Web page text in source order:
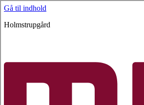
Gå til indhold
Holmstrupgård